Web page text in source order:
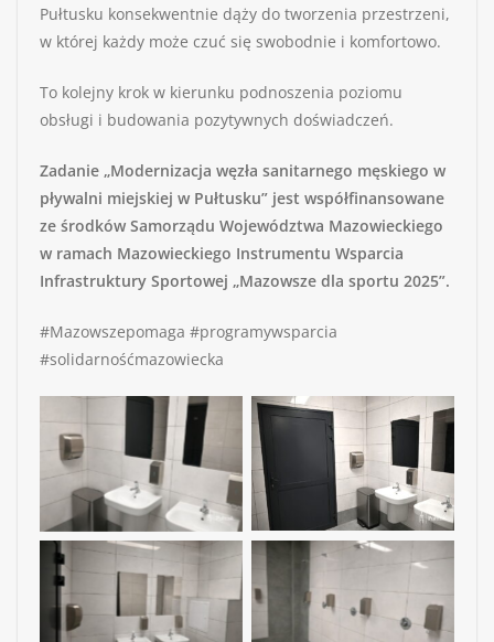
Pułtusku konsekwentnie dąży do tworzenia przestrzeni,
w której każdy może czuć się swobodnie i komfortowo.
To kolejny krok w kierunku podnoszenia poziomu
obsługi i budowania pozytywnych doświadczeń.
Zadanie „Modernizacja węzła sanitarnego męskiego w
pływalni miejskiej w Pułtusku” jest współfinansowane
ze środków Samorządu Województwa Mazowieckiego
w ramach Mazowieckiego Instrumentu Wsparcia
Infrastruktury Sportowej „Mazowsze dla sportu 2025”.
#Mazowszepomaga #programywsparcia
#solidarnośćmazowiecka